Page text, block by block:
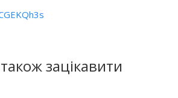
зацікавити